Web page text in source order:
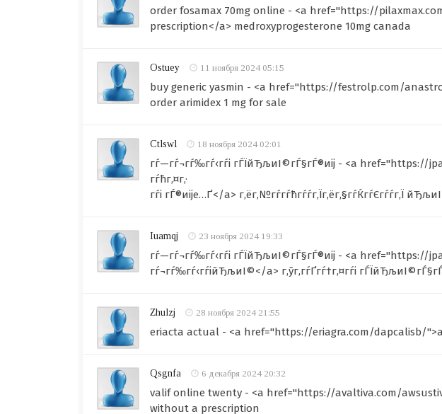
order fosamax 70mg online - <a href="https://
prescription</a> medroxyprogesterone 10mg canada
Ostuey 11 ноября 2024 05:15
buy generic yasmin - <a href="https://festrolp.com/
order arimidex 1 mg for sale
Ctlswl 18 ноября 2024 02:01
гѓ—гѓ¬гѓ‰гѓ‹гѓі гЃЇйЂљиІ©гЃ§гЃ®иіј - <a href="https://
гѓћг‚¤г‚·
гѓі гЃ®иіје…Ґ</a> г‚ёг‚№гѓ­гѓћгѓѓг‚Їг‚ёг‚§гѓЌгѓЄгѓѓг‚Ї
Iuamqj 23 ноября 2024 19:33
гѓ—гѓ¬гѓ‰гѓ‹гѓі гЃЇйЂљиІ©гЃ§гЃ®иіј - <a href="https://
гѓ¬гѓ‰гѓ‹гѓійЂљиІ©</a> г‚ўг‚­гѓҐгѓ†г‚¤гѓі
Zhulzj 28 ноября 2024 21:55
eriacta actual - <a href="https://eriagra.com/dapcalisb/
Qsgnfa 6 декабря 2024 20:32
valif online twenty - <a href="https://avaltiva.com/
without a prescription